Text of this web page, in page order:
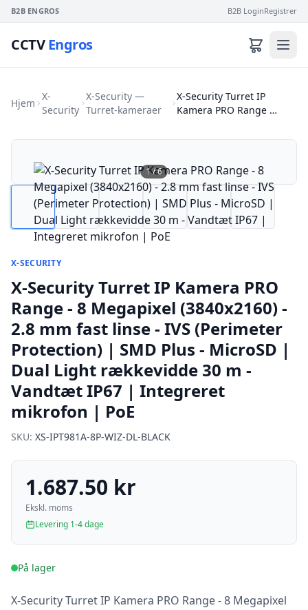
B2B ENGROS B2B LoginRegistrer
CCTVEngros
Hjem
X-
Security
X-Security —
Turret-kameraer
X-Security Turret IP
Kamera PRO Range …
1/6
X-SECURITY
X-Security Turret IP Kamera PRO
Range - 8 Megapixel (3840x2160) -
2.8 mm fast linse - IVS (Perimeter
Protection) | SMD Plus - MicroSD |
Dual Light rækkevidde 30 m -
Vandtæt IP67 | Integreret
mikrofon | PoE
SKU: XS-IPT981A-8P-WIZ-DL-BLACK
1.687.50 kr
Ekskl. moms
Levering 1-4 dage
På lager
X-Security Turret IP Kamera PRO Range - 8 Megapixel